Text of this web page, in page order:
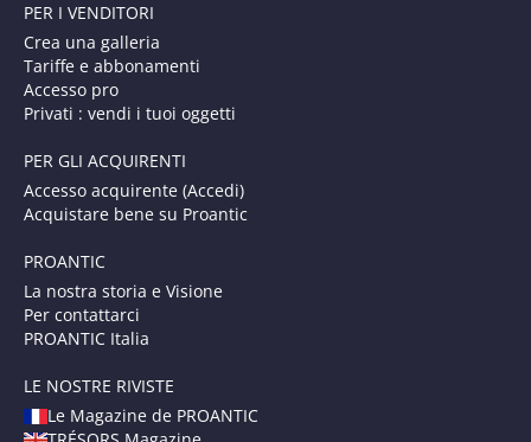
PER I VENDITORI
Crea una galleria
Tariffe e abbonamenti
Accesso pro
Privati : vendi i tuoi oggetti
PER GLI ACQUIRENTI
Accesso acquirente (Accedi)
Acquistare bene su Proantic
PROANTIC
La nostra storia e Visione
Per contattarci
PROANTIC Italia
LE NOSTRE RIVISTE
Le Magazine de PROANTIC